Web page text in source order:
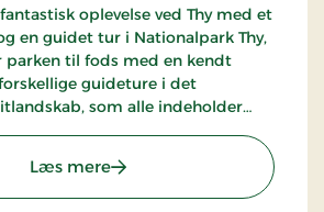
oplevelse ved Thy med et
en guidet tur i Nationalpark Thy,
parken til fods med en kendt
guideture i det
som alle indeholder
for opholdet.
Læs mere: Hotel Thinggaard,